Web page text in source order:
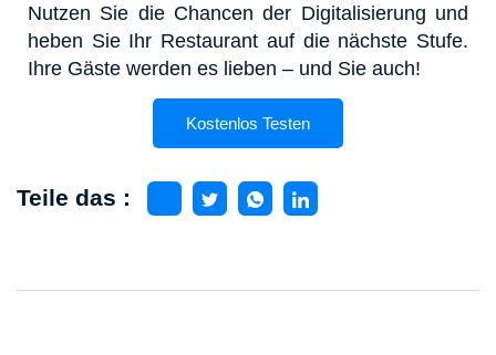
Nutzen Sie die Chancen der Digitalisierung und
heben Sie Ihr Restaurant auf die nächste Stufe.
Ihre Gäste werden es lieben – und Sie auch!
Kostenlos Testen
Teile das :